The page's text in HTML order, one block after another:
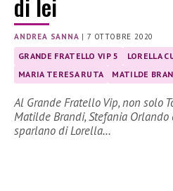
di lei
ANDREA SANNA |7 OTTOBRE 2020
GRANDE FRATELLO VIP 5
LORELLA
MARIA TERESA RUTA
MATILDE
Al Grande Fratello Vip, non solo
Matilde Brandi, Stefania Orlando
sparlano di Lorella…